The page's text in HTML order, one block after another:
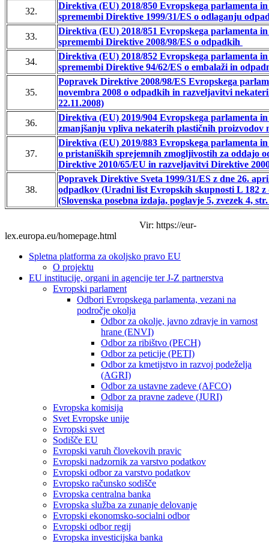
32.
Direktiva (EU) 2018/850 Evropskega parlamenta in
spremembi Direktive 1999/31/ES o odlaganju
33.
Direktiva (EU) 2018/851 Evropskega parlamenta in
spremembi Direktive 2008/98/ES o odpadkih
34.
Direktiva (EU) 2018/852 Evropskega parlamenta in
spremembi Direktive 94/62/ES o embalaži in
35.
Popravek Direktive 2008/98/ES Evropskega
novembra 2008 o odpadkih in razveljavitvi
22.11.2008)
36.
Direktiva (EU) 2019/904 Evropskega parlamenta
zmanjšanju vpliva nekaterih plastičnih proizvodov
37.
Direktiva (EU) 2019/883 Evropskega parlamenta
o pristaniških sprejemnih zmogljivostih za oddajo
Direktive 2010/65/EU in razveljavitvi Direktive
38.
Popravek Direktive Sveta 1999/31/ES z dne 26.
odpadkov (Uradni list Evropskih skupnosti L 182 z
(Slovenska posebna izdaja, poglavje 5, zvezek 4,
Vir: https://eur-
lex.europa.eu/homepage.html
Spletna platforma za okoljsko pravo EU
O projektu
EU institucije, organi in agencije ter J-Z partnerstva
Evropski parlament
Odbori Evropskega parlamenta, vezani na
področje okolja
Odbor za okolje, javno zdravje in varnost
hrane (ENVI)
Odbor za ribištvo (PECH)
Odbor za peticije (PETI)
Odbor za kmetijstvo in razvoj podeželja
(AGRI)
Odbor za ustavne zadeve (AFCO)
Odbor za pravne zadeve (JURI)
Evropska komisija
Svet Evropske unije
Evropski svet
Sodišče EU
Evropski varuh človekovih pravic
Evropski nadzornik za varstvo podatkov
Evropski odbor za varstvo podatkov
Evropsko računsko sodišče
Evropska centralna banka
Evropska služba za zunanje delovanje
Evropski ekonomsko-socialni odbor
Evropski odbor regij
Evropska investicijska banka